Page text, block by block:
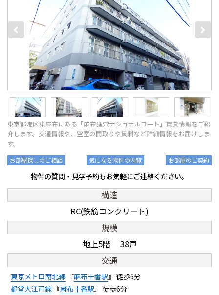
東京都港区東麻布にある「麻布狸穴ナショナルコート」賃貸情報をご紹
介します。交通情報や、空室の間取りや賃料など詳細情報をお届けしま
す。
お部屋探しのご相談 気になる物件の内覧 お部屋のご契約
物件の質問・見学予約もお気軽にご連絡ください。
構造
RC(鉄筋コンクリート)
規模
地上5階 38戸
交通
東京メトロ南北線 『麻布十番駅 』 徒歩6分
都営大江戸線 『麻布十番駅 』 徒歩6分